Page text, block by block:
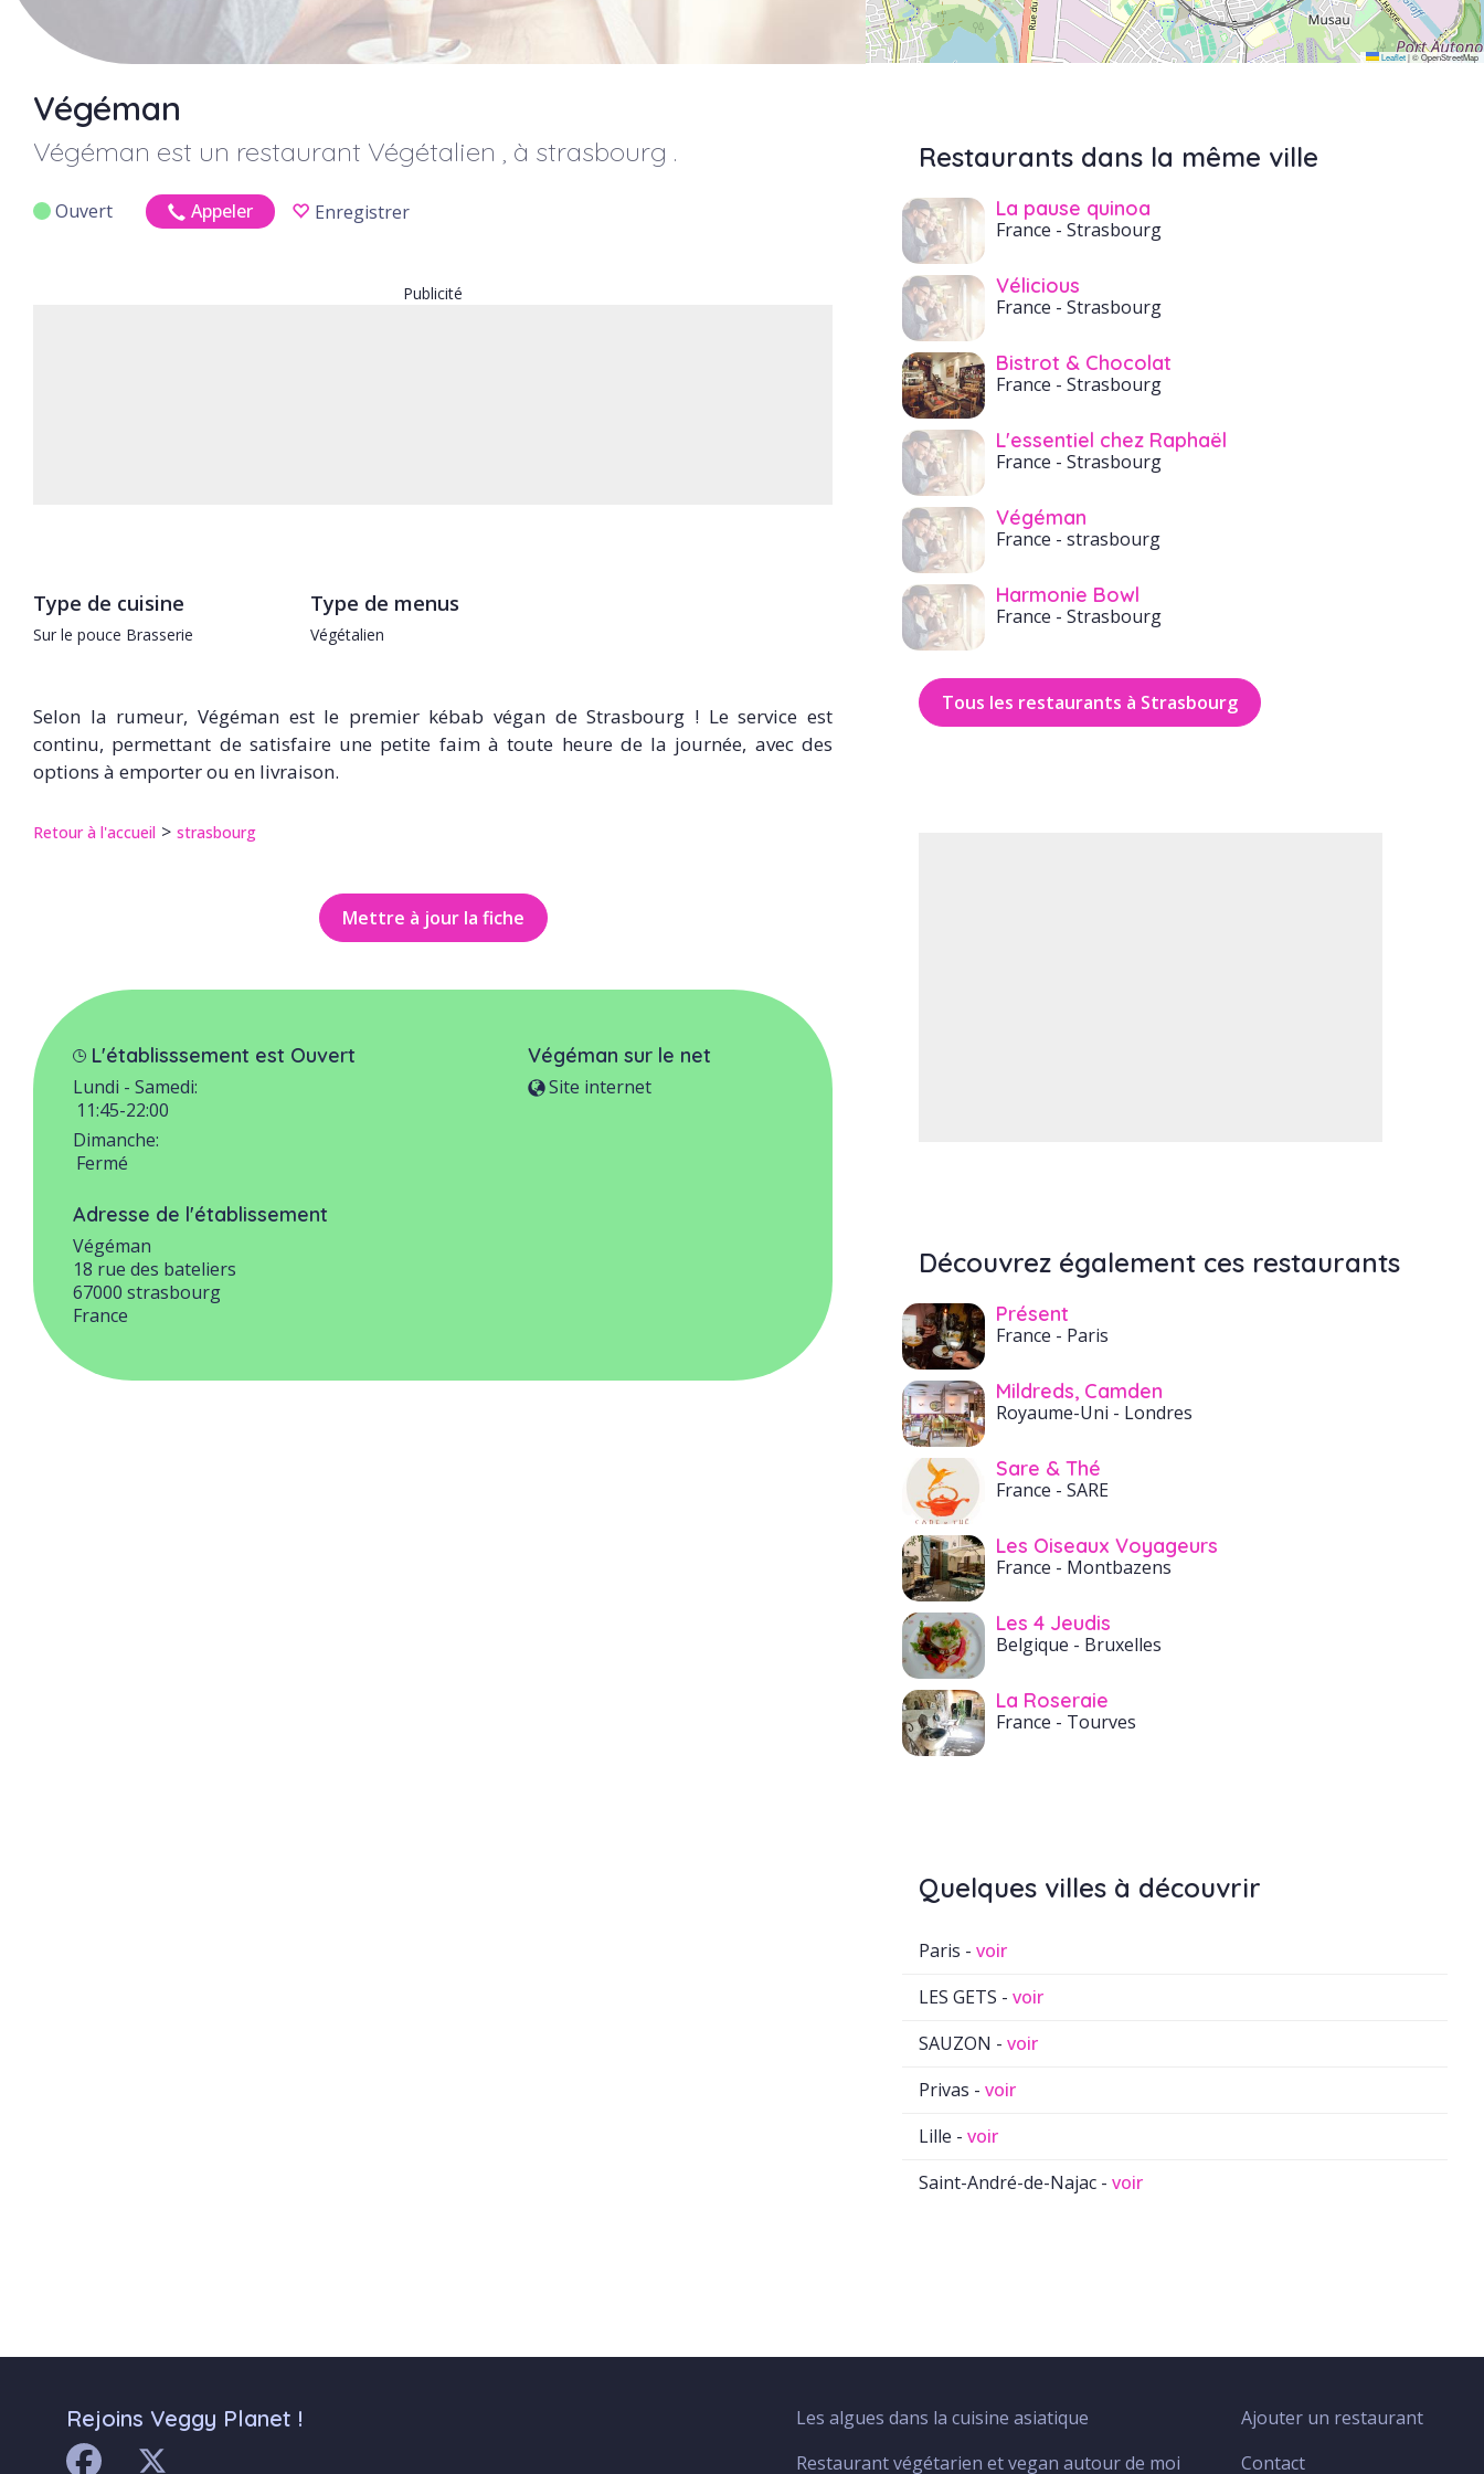
Végéman
Végéman est un restaurant Végétalien , à strasbourg .
Ouvert Appeler Enregistrer
Publicité
Type de cuisine
Sur le pouce Brasserie
Type de menus
Végétalien
Selon la rumeur, Végéman est le premier kébab végan de Strasbourg ! Le service est
continu, permettant de satisfaire une petite faim à toute heure de la journée, avec des
options à emporter ou en livraison.
Retour à l'accueil strasbourg
Mettre à jour la fiche
L'établisssement est Ouvert
Lundi - Samedi:
11:45-22:00
Dimanche:
Fermé
Végéman sur le net
Site internet
Adresse de l'établissement
Végéman
18 rue des bateliers
67000 strasbourg
France
Leaflet|© OpenStreetMap
Restaurants dans la même ville
La pause quinoa
France - Strasbourg
Vélicious
France - Strasbourg
Bistrot & Chocolat
France - Strasbourg
L'essentiel chez Raphaël
France - Strasbourg
Végéman
France - strasbourg
Harmonie Bowl
France - Strasbourg
Tous les restaurants à Strasbourg
Découvrez également ces restaurants
Présent
France - Paris
Mildreds, Camden
Royaume-Uni - Londres
Sare & Thé
France - SARE
Les Oiseaux Voyageurs
France - Montbazens
Les 4 Jeudis
Belgique - Bruxelles
La Roseraie
France - Tourves
Quelques villes à découvrir
Paris - voir
LES GETS - voir
SAUZON - voir
Privas - voir
Lille - voir
Saint-André-de-Najac - voir
Rejoins Veggy Planet !
Menu
Footer
Les algues dans la cuisine asiatique
Restaurant végétarien et vegan autour de moi
Menu
footer
Ajouter un restaurant
Contact